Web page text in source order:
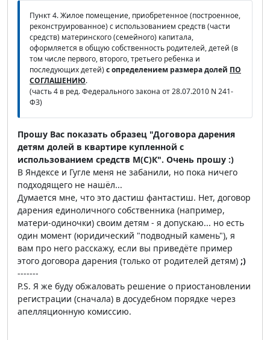
Пункт 4. Жилое помещение, приобретенное (построенное,
реконструированное) с использованием средств (части
средств) материнского (семейного) капитала,
оформляется в общую собственность родителей, детей (в
том числе первого, второго, третьего ребенка и
последующих детей) с определением размера долей ПО
СОГЛАШЕНИЮ.
(часть 4 в ред. Федерального закона от 28.07.2010 N 241-
ФЗ)
Прошу Вас показать образец "Договора дарения
детям долей в квартире купленной с
использованием средств М(С)К". Очень прошу :)
В Яндексе и Гугле меня не забанили, но пока ничего
подходящего не нашёл...
Думается мне, что это дастиш фантастиш. Нет, договор
дарения единоличного собственника (например,
матери-одиночки) своим детям - я допускаю... но есть
один момент (юридический "подводный камень"), я
вам про него расскажу, если вы приведёте пример
этого договора дарения (только от родителей детям) ;)
-------
P.S. Я же буду обжаловать решение о приостановлении
регистрации (сначала) в досудебном порядке через
апелляционную комиссию.